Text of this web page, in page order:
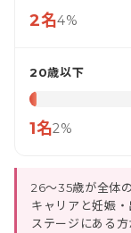
2名4%
20歳以下
1名2%
26〜35歳が全体
キャリアと妊娠
ステージにある